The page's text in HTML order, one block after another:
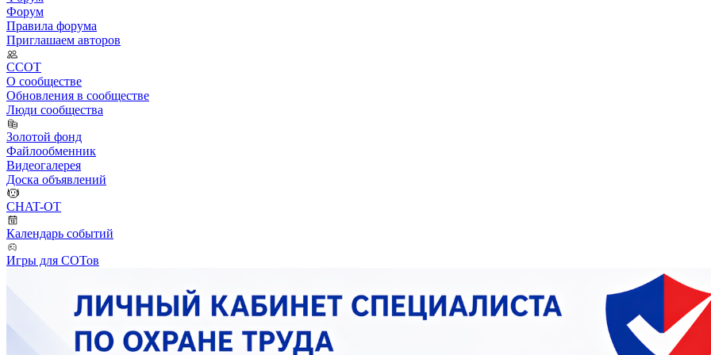
Форум
Правила форума
Приглашаем авторов
ССОТ
О сообществе
Обновления в сообществе
Люди сообщества
Золотой фонд
Файлообменник
Видеогалерея
Доска объявлений
CHAT-OT
Календарь событий
Игры для СОТов